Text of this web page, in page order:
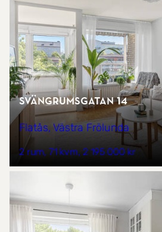
Svängrumsgatan 14
Flatås, Västra Frölunda
2 rum 71 kvm 2 195 000 kr